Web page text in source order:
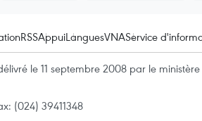
RSSAppuiLanguesVNAService
le 11 septembre 2008 par le
(024) 39411348